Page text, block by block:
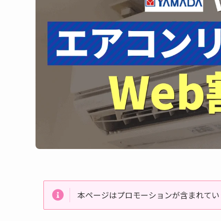
本ページはプロモーションが含まれて